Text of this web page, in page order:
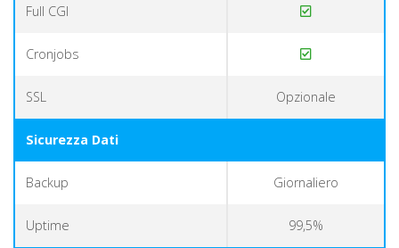
Full CGI
Cronjobs
SSL Opzionale
Sicurezza Dati
Backup Giornaliero
Uptime 99,5%